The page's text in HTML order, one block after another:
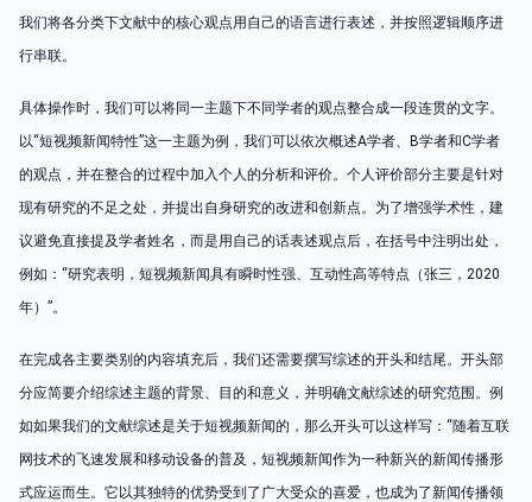
我们将各分类下文献中的核心观点用自己的语言进行表述，并按照逻辑顺序进
行串联。
具体操作时，我们可以将同一主题下不同学者的观点整合成一段连贯的文字。
以“短视频新闻特性”这一主题为例，我们可以依次概述A学者、B学者和C学者
的观点，并在整合的过程中加入个人的分析和评价。个人评价部分主要是针对
现有研究的不足之处，并提出自身研究的改进和创新点。为了增强学术性，建
议避免直接提及学者姓名，而是用自己的话表述观点后，在括号中注明出处，
例如：“研究表明，短视频新闻具有瞬时性强、互动性高等特点（张三，2020
年）”。
在完成各主要类别的内容填充后，我们还需要撰写综述的开头和结尾。开头部
分应简要介绍综述主题的背景、目的和意义，并明确文献综述的研究范围。例
如如果我们的文献综述是关于短视频新闻的，那么开头可以这样写：“随着互联
网技术的飞速发展和移动设备的普及，短视频新闻作为一种新兴的新闻传播形
式应运而生。它以其独特的优势受到了广大受众的喜爱，也成为了新闻传播领